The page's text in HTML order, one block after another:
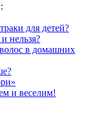
для детей?
нельзя?
в домашних
и веселим!